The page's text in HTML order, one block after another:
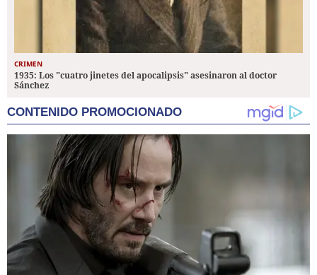
CRIMEN
1935: Los "cuatro jinetes del apocalipsis" asesinaron al doctor
Sánchez
CONTENIDO PROMOCIONADO